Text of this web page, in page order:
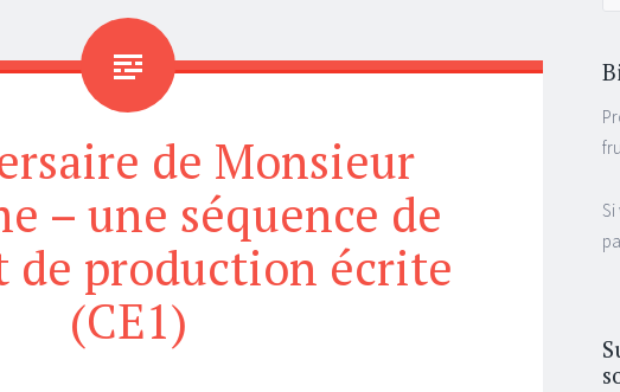
de Monsieur
– une séquence de
de production écrite
(CE1)